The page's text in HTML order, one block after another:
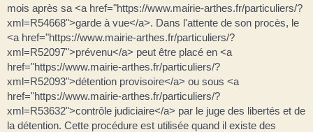
mois après sa <a href="https://www.mairie-arthes.fr/particuliers/?
xml=R54668">garde à vue</a>. Dans l'attente de son procès, le
<a href="https://www.mairie-arthes.fr/particuliers/?
xml=R52097">prévenu</a> peut être placé en <a
href="https://www.mairie-arthes.fr/particuliers/?
xml=R52093">détention provisoire</a> ou sous <a
href="https://www.mairie-arthes.fr/particuliers/?
xml=R53632">contrôle judiciaire</a> par le juge des libertés et de
la détention. Cette procédure est utilisée quand il existe des